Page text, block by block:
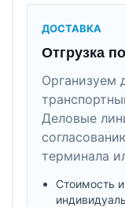
ДОСТАВКА
Отгрузка
Организуем
Деловые
терминала
Стоимость